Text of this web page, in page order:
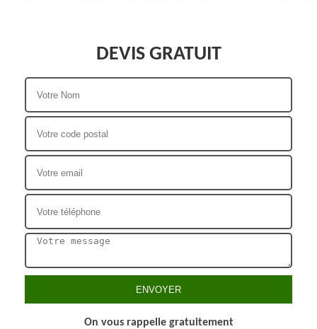
DEVIS GRATUIT
On vous rappelle gratuitement